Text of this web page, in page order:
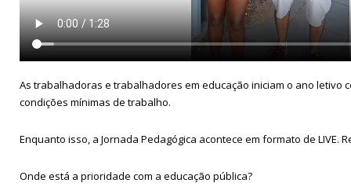
As trabalhadoras e trabalhadores em educação iniciam o ano
condições mínimas de trabalho.
Enquanto isso, a Jornada Pedagógica acontece em formato de
Onde está a prioridade com a educação pública?